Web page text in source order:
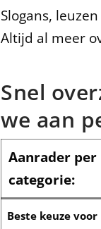
Slogans,
Altijd al meer
Snel
we aan
Aanrader per
categorie:
Beste keuze voor